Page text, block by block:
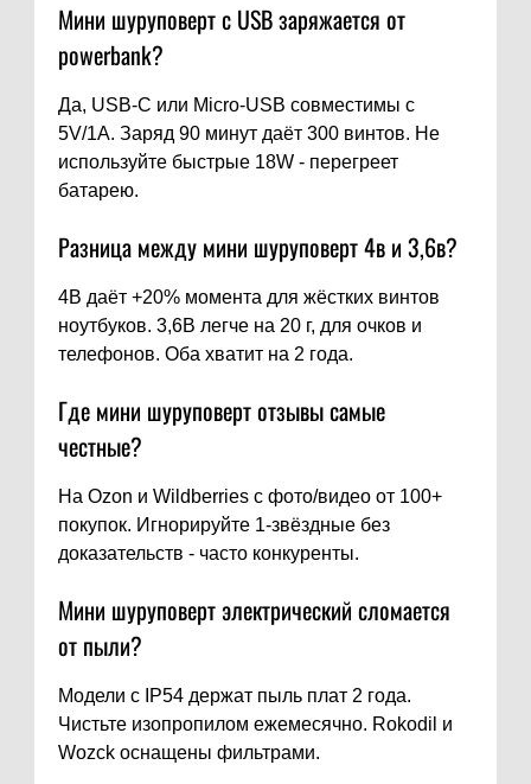
Мини шуруповерт с USB заряжается от
powerbank?
Да, USB-C или Micro-USB совместимы с
5V/1A. Заряд 90 минут даёт 300 винтов. Не
используйте быстрые 18W - перегреет
батарею.
Разница между мини шуруповерт 4в и 3,6в?
4В даёт +20% момента для жёстких винтов
ноутбуков. 3,6В легче на 20 г, для очков и
телефонов. Оба хватит на 2 года.
Где мини шуруповерт отзывы самые
честные?
На Ozon и Wildberries с фото/видео от 100+
покупок. Игнорируйте 1-звёздные без
доказательств - часто конкуренты.
Мини шуруповерт электрический сломается
от пыли?
Модели с IP54 держат пыль плат 2 года.
Чистьте изопропилом ежемесячно. Rokodil и
Wozck оснащены фильтрами.